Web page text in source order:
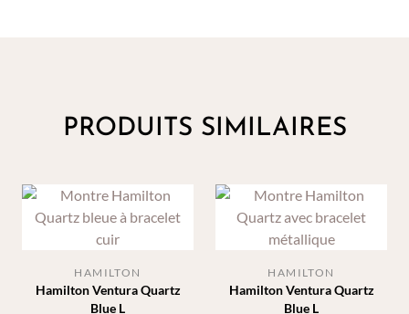
PRODUITS SIMILAIRES
Hamilton Ventura Quartz
Blue L
HAMILTON
Hamilton Ventura Quartz
Blue L
HAMILTON